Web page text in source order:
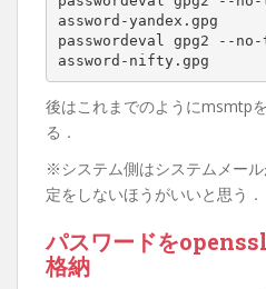
assword-yandex.gpg
passwordeval gpg2 --
assword-nifty.gpg
後はこれまでのようにmsmtp
る．
※システム側はシステムメー
定をしないほうがいいと思う．
パスワードを
格納